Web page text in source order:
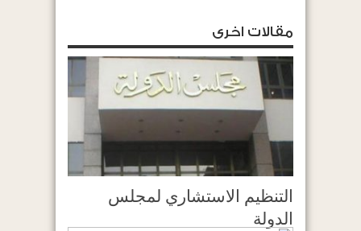
مقالات اخرى
التنظيم الاستشاري لمجلس
الدولة